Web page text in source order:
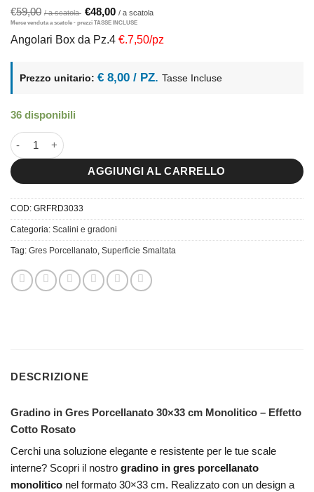
€59,00
Il
prezzo
era:
€48,00
Il
è:
Angolari Box da Pz.4 €.7,50/pz
Prezzo unitario: € 8,00 / PZ. Tasse Incluse
36 disponibili
30×33 Scalino Monolitico Freddy quantità
AGGIUNGI AL CARRELLO
COD: GRFRD3033
Categoria: Scalini e gradoni
Tag: Gres Porcellanato Superficie Smaltata
DESCRIZIONE
Gradino in Gres Porcellanato 30×33 cm Monolitico – Effetto
Cotto Rosato
Cerchi una soluzione elegante e resistente per le tue scale
interne? Scopri il nostro gradino in gres porcellanato
monolitico nel formato 30×33 cm. Realizzato con un design a